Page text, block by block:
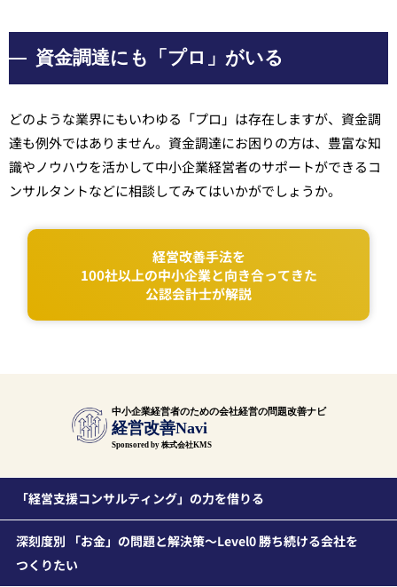
資金調達にも「プロ」がいる
どのような業界にもいわゆる「プロ」は存在しますが、資金調
達も例外ではありません。資金調達にお困りの方は、豊富な知
識やノウハウを活かして中小企業経営者のサポートができるコ
ンサルタントなどに相談してみてはいかがでしょうか。
経営改善手法を
100社以上の中小企業と向き合ってきた
公認会計士が解説
中小企業経営者のための会社経営の問題改善ナビ
経営改善Navi
Sponsored by 株式会社KMS
「経営支援コンサルティング」の力を借りる
深刻度別 「お金」の問題と解決策～Level0 勝ち続ける会社を
つくりたい